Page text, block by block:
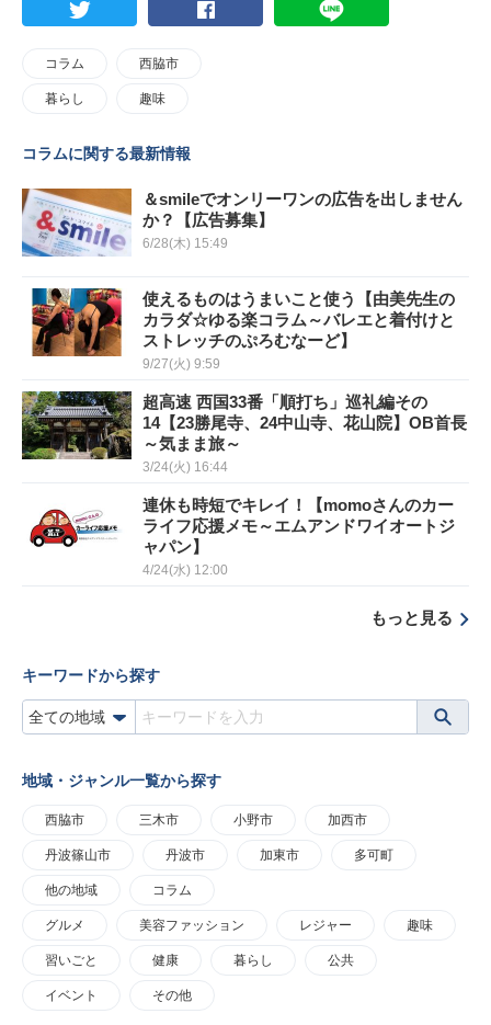
コラム 西脇市
暮らし 趣味
コラムに関する最新情報
＆smileでオンリーワンの広告を出しません
か？【広告募集】
6/28(木) 15:49
使えるものはうまいこと使う【由美先生の
カラダ☆ゆる楽コラム～バレエと着付けと
ストレッチのぷろむなーど】
9/27(火) 9:59
超高速 西国33番「順打ち」巡礼編その
14【23勝尾寺、24中山寺、花山院】OB首長
～気まま旅～
3/24(火) 16:44
連休も時短でキレイ！【momoさんのカー
ライフ応援メモ～エムアンドワイオートジ
ャパン】
4/24(水) 12:00
もっと見る
キーワードから探す
地域・ジャンル一覧から探す
西脇市 三木市 小野市 加西市
丹波篠山市 丹波市 加東市 多可町
他の地域 コラム
グルメ 美容ファッション レジャー 趣味
習いごと 健康 暮らし 公共
イベント その他